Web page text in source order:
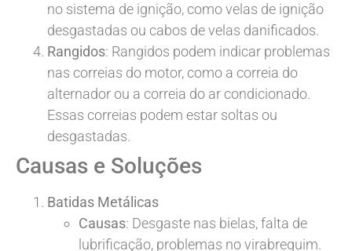
no sistema de ignição, como velas de ignição
desgastadas ou cabos de velas danificados.
Rangidos: Rangidos podem indicar problemas
nas correias do motor, como a correia do
alternador ou a correia do ar condicionado.
Essas correias podem estar soltas ou
desgastadas.
Causas e Soluções
Batidas Metálicas
Causas: Desgaste nas bielas, falta de
lubrificação, problemas no virabrequim.